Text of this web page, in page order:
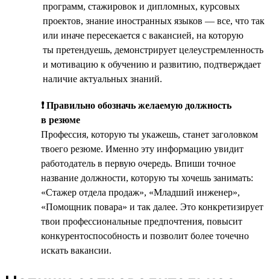
программ, стажировок и дипломных, курсовых
проектов, знание иностранных языков — все, что так
или иначе пересекается с вакансией, на которую
ты претендуешь, демонстрирует целеустремленность
и мотивацию к обучению и развитию, подтверждает
наличие актуальных знаний.
❗ Правильно обозначь желаемую должность
в резюме
Профессия, которую ты укажешь, станет заголовком
твоего резюме. Именно эту информацию увидит
работодатель в первую очередь. Впиши точное
название должности, которую ты хочешь занимать:
«Стажер отдела продаж», «Младший инженер»,
«Помощник повара» и так далее. Это конкретизирует
твои профессиональные предпочтения, повысит
конкурентоспособность и позволит более точечно
искать вакансии.